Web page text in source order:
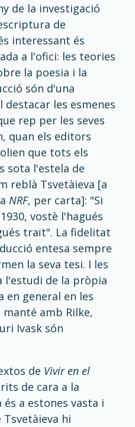
de la investigació
de
interessant és
a l'ofici: les teories
la poesia i la
són d'una
destacar les esmenes
rep per les seves
quan els editors
que tots els
sota l'estela de
reblà Tsvetàieva [a
NRF, per carta]: "Si
vostè l'hagués
traït". La fidelitat
entesa sempre
la seva tesi. I les
l'estudi de la pròpia
en general en les
amb Rilke,
Ivask són
de Vivir en el
de cara a la
a estones vasta i
hi